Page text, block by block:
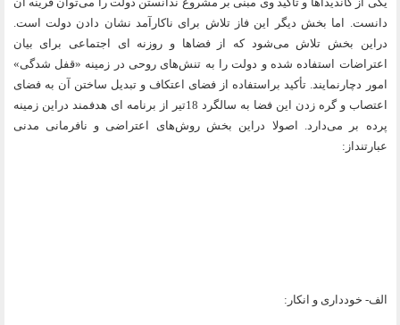
دانست. اما بخش دیگر این فاز تلاش برای ناکارآمد نشان دادن دولت است.
دراین بخش تلاش می‌شود که از فضاها و روزنه ای اجتماعی برای بیان
اعتراضات استفاده شده و دولت را به تنش‌های روحی در زمینه «قفل شدگی»
امور دچارنمایند. تأكيد براستفاده از فضای اعتکاف و تبدیل ساختن آن به فضای
اعتصاب و گره زدن این فضا به سالگرد 18تیر از برنامه ای هدفمند دراین زمینه
پرده بر می‌دارد. اصولا دراین بخش روش‌های اعتراضی و نافرمانی مدنی
عبارتنداز:
الف- خودداری و انکار: